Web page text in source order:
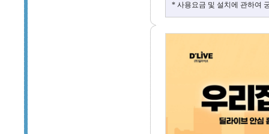
* 사용요금 및 설치에 관하여